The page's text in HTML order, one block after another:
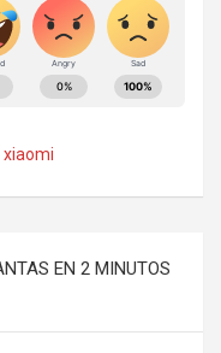
xiaomi
EN 2 MINUTOS